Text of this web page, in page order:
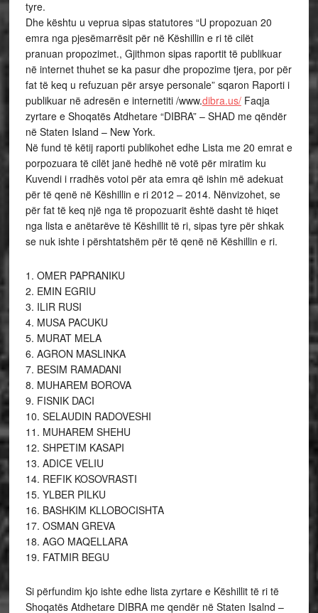
tyre.
Dhe kështu u veprua sipas statutores “U propozuan 20
emra nga pjesëmarrësit për në Këshillin e ri të cilët
pranuan propozimet., Gjithmon sipas raportit të publikuar
në internet thuhet se ka pasur dhe propozime tjera, por për
fat të keq u refuzuan për arsye personale” sqaron Raporti i
publikuar në adresën e internetiti /www.dibra.us/Faqja
zyrtare e Shoqatës Atdhetare “DIBRA” – SHAD me qëndër
në Staten Island – New York.
Në fund të këtij raporti publikohet edhe Lista me 20 emrat e
porpozuara të cilët janë hedhë në votë për miratim ku
Kuvendi i rradhës votoi për ata emra që ishin më adekuat
për të qenë në Këshillin e ri 2012 – 2014. Nënvizohet, se
për fat të keq një nga të propozuarit është dasht të hiqet
nga lista e anëtarëve të Këshillit të ri, sipas tyre për shkak
se nuk ishte i përshtatshëm për të qenë në Këshillin e ri.
1. OMER PAPRANIKU
2. EMIN EGRIU
3. ILIR RUSI
4. MUSA PACUKU
5. MURAT MELA
6. AGRON MASLINKA
7. BESIM RAMADANI
8. MUHAREM BOROVA
9. FISNIK DACI
10. SELAUDIN RADOVESHI
11. MUHAREM SHEHU
12. SHPETIM KASAPI
13. ADICE VELIU
14. REFIK KOSOVRASTI
15. YLBER PILKU
16. BASHKIM KLLOBOCISHTA
17. OSMAN GREVA
18. AGO MAQELLARA
19. FATMIR BEGU
Si përfundim kjo ishte edhe lista zyrtare e Këshillit të ri të
Shoqatës Atdhetare DIBRA me qendër në Staten Isalnd –